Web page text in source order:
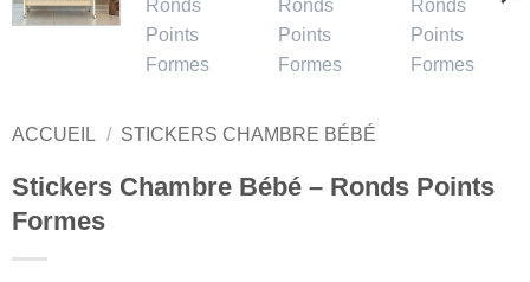
ACCUEIL / STICKERS CHAMBRE BÉBÉ
Stickers Chambre Bébé – Ronds Points
Formes